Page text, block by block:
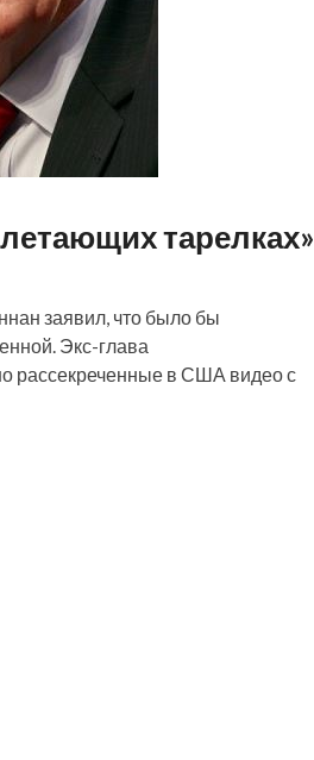
тарелках»
заявил, что было бы
Экс-глава
рассекреченные в США видео с